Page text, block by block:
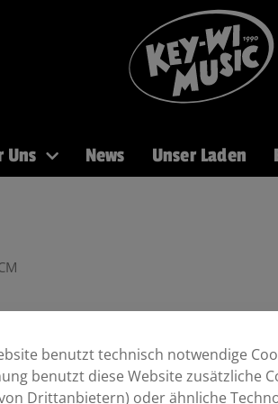
Uns News Unser Laden
benutzt technisch notwendige
benutzt diese Website zusätzliche
Drittanbietern) oder ähnliche